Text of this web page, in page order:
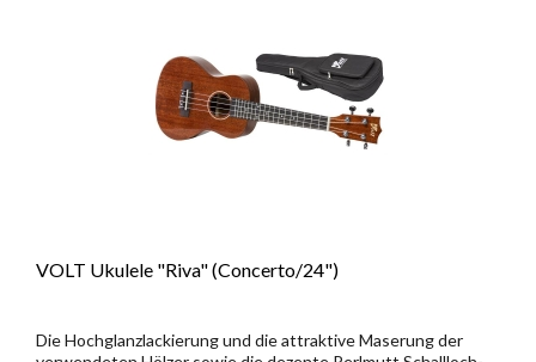
VOLT Ukulele "Riva" (Concerto/24")
Die Hochglanzlackierung und die attraktive Maserung der